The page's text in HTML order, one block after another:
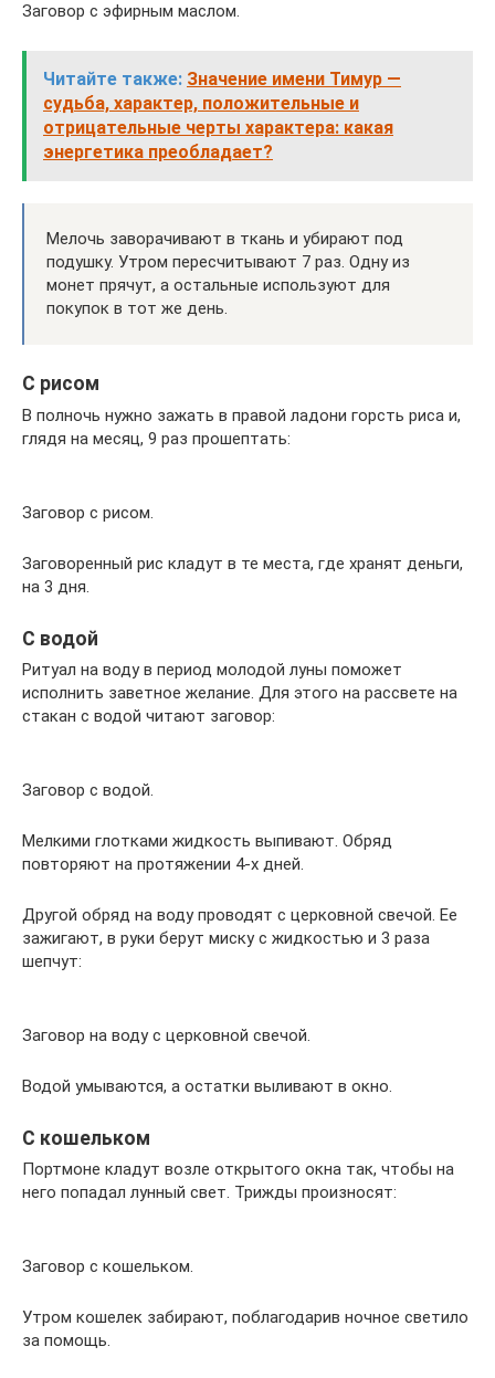
Заговор с эфирным маслом.
Читайте также: Значение имени Тимур —
судьба, характер, положительные и
отрицательные черты характера: какая
энергетика преобладает?
Мелочь заворачивают в ткань и убирают под
подушку. Утром пересчитывают 7 раз. Одну из
монет прячут, а остальные используют для
покупок в тот же день.
С рисом
В полночь нужно зажать в правой ладони горсть риса и,
глядя на месяц, 9 раз прошептать:
Заговор с рисом.
Заговоренный рис кладут в те места, где хранят деньги,
на 3 дня.
С водой
Ритуал на воду в период молодой луны поможет
исполнить заветное желание. Для этого на рассвете на
стакан с водой читают заговор:
Заговор с водой.
Мелкими глотками жидкость выпивают. Обряд
повторяют на протяжении 4-х дней.
Другой обряд на воду проводят с церковной свечой. Ее
зажигают, в руки берут миску с жидкостью и 3 раза
шепчут:
Заговор на воду с церковной свечой.
Водой умываются, а остатки выливают в окно.
С кошельком
Портмоне кладут возле открытого окна так, чтобы на
него попадал лунный свет. Трижды произносят:
Заговор с кошельком.
Утром кошелек забирают, поблагодарив ночное светило
за помощь.